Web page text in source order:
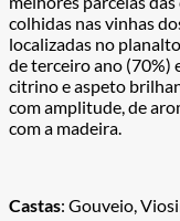
colhidas nas vinhas
localizadas no
de terceiro ano (70%)
citrino e aspeto
com amplitude, de
com a madeira.
Castas: Gouveio,